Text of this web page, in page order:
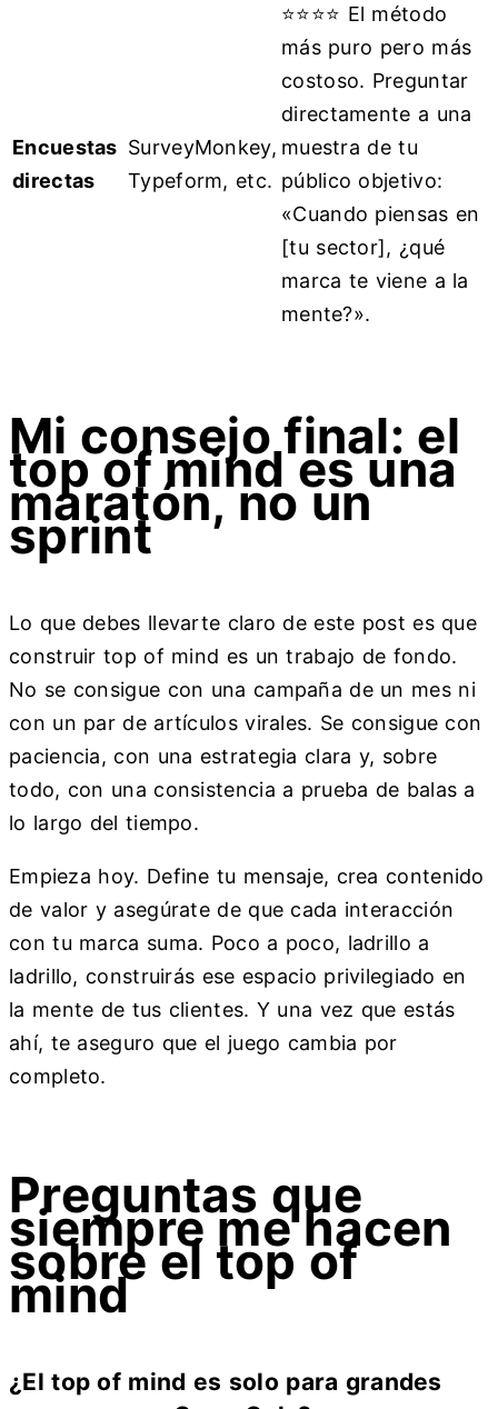
Encuestas
directas
SurveyMonkey,
Typeform, etc.
⭐⭐⭐⭐ El método
más puro pero más
costoso. Preguntar
directamente a una
muestra de tu
público objetivo:
«Cuando piensas en
[tu sector], ¿qué
marca te viene a la
mente?».
Mi consejo final: el
top of mind es una
maratón, no un
sprint
Lo que debes llevarte claro de este post es que
construir top of mind es un trabajo de fondo.
No se consigue con una campaña de un mes ni
con un par de artículos virales. Se consigue con
paciencia, con una estrategia clara y, sobre
todo, con una consistencia a prueba de balas a
lo largo del tiempo.
Empieza hoy. Define tu mensaje, crea contenido
de valor y asegúrate de que cada interacción
con tu marca suma. Poco a poco, ladrillo a
ladrillo, construirás ese espacio privilegiado en
la mente de tus clientes. Y una vez que estás
ahí, te aseguro que el juego cambia por
completo.
Preguntas que
siempre me hacen
sobre el top of
mind
¿El top of mind es solo para grandes